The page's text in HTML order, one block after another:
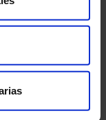
de la salud
tu bienestar